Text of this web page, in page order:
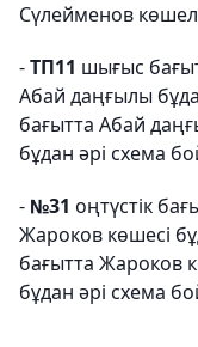
Сүлейменов
-ТП11 шығыс
Абай даңғылы
бағытта Абай
бұдан әрі схема
- №31 оңтүстік
Жароков көшесі
бағытта Жароков
бұдан әрі схема